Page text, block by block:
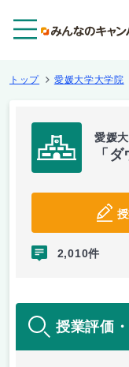
トップ 愛媛大学大学院
愛媛
「
2,010件
授業評価